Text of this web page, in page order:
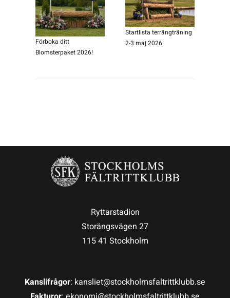
Förboka ditt
Blomsterpaket 2026!
Startlista terrängträning
2-3 maj 2026
Ryttarstadion
Storängsvägen 27
115 41 Stockholm
Kanslifrågor: kansliet@stockholmsfaltrittklubb.se